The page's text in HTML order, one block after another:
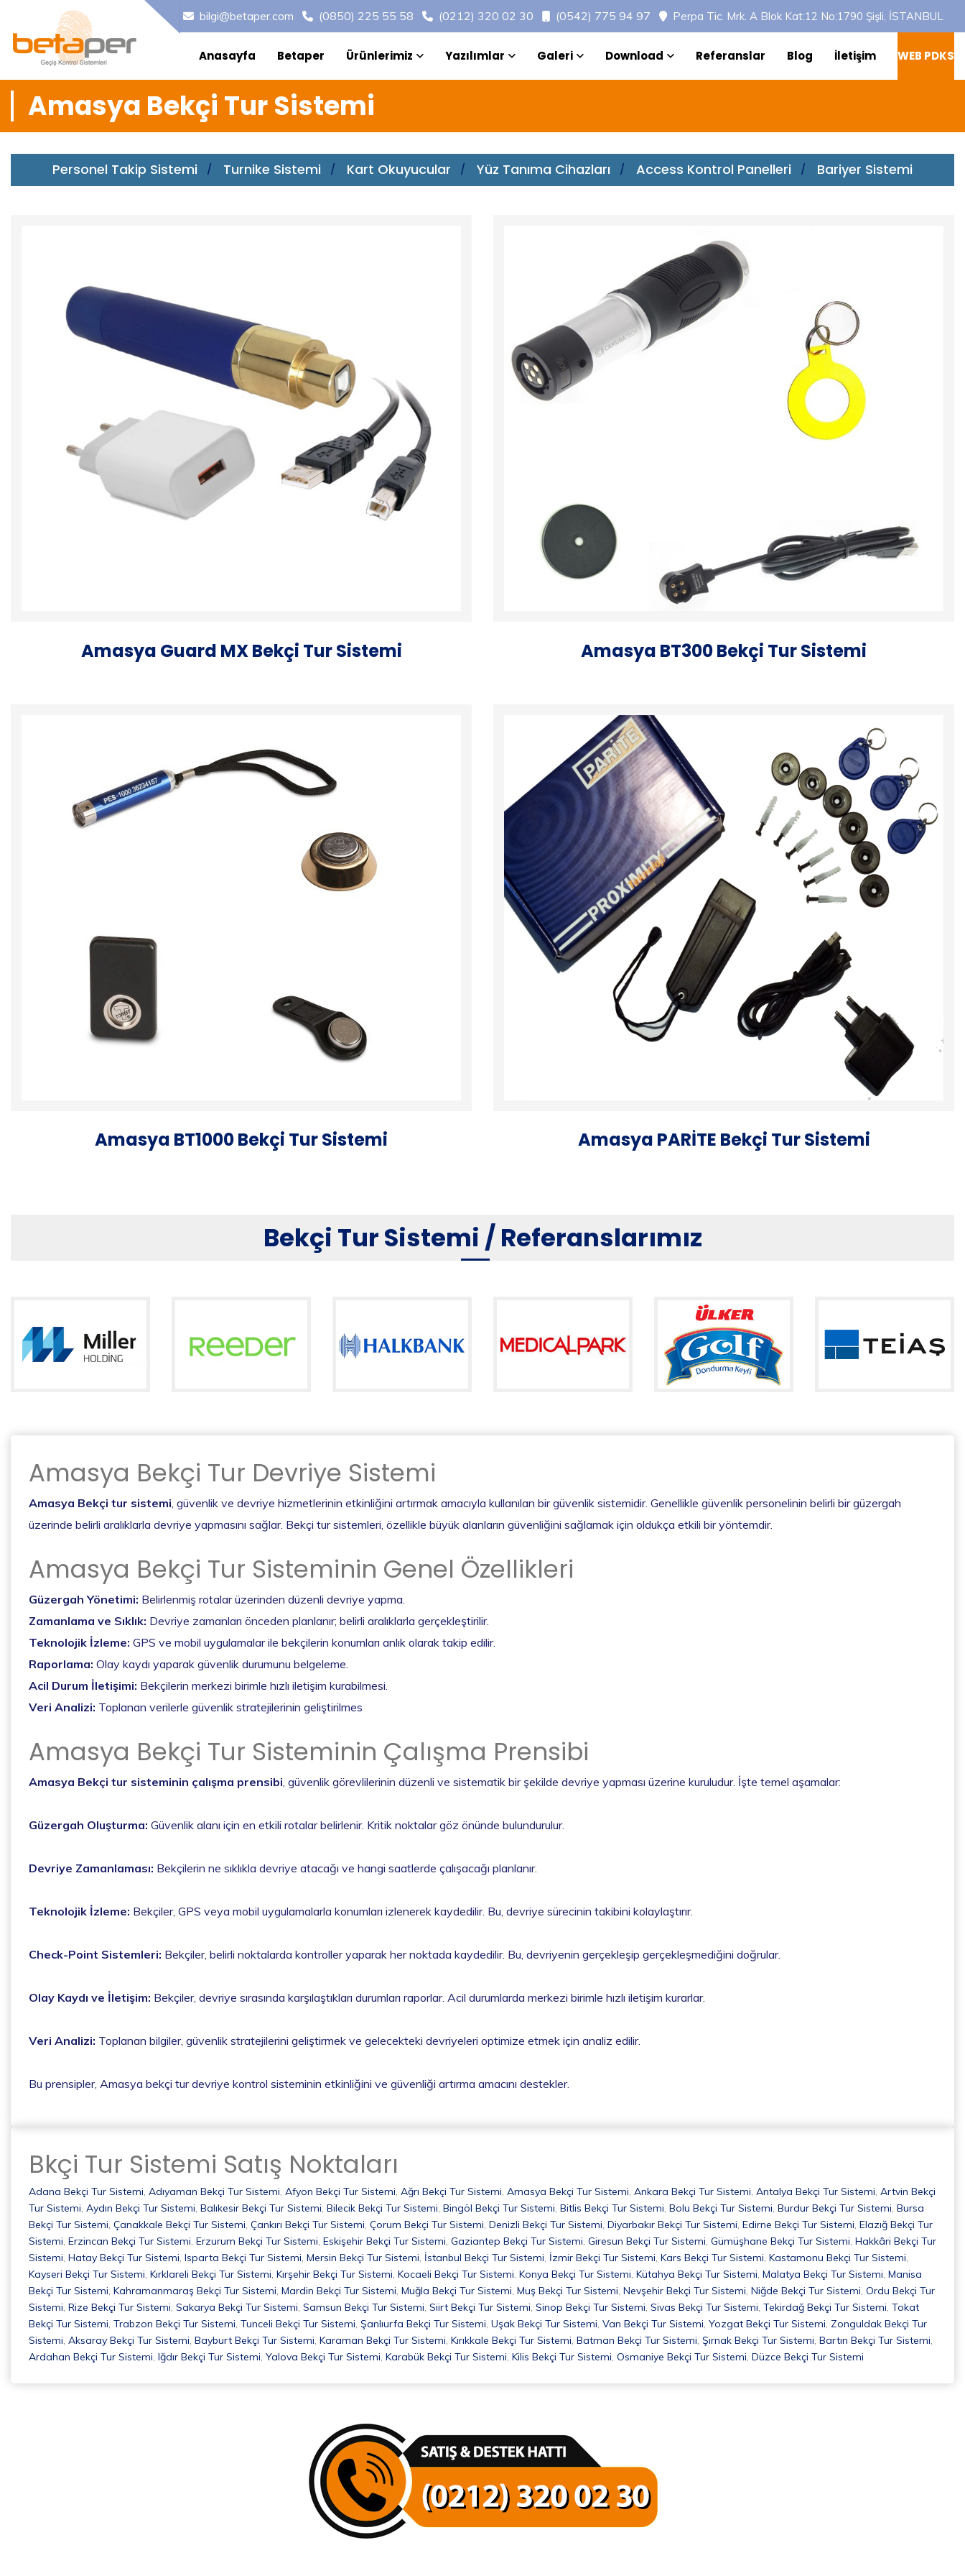
bilgi@betaper.com (0850) 225 55 58 (0212) 320 02 30 (0542) 775 94 97 Perpa Tic. Mrk. A Blok Kat:12 No:1790 Şişli, İSTANBUL
Anasayfa Betaper Ürünlerimiz Yazılımlar Galeri Download Referanslar Blog İletişim WEB PDKS
Amasya Bekçi Tur Sistemi
Personel Takip Sistemi Turnike Sistemi Kart Okuyucular Yüz Tanıma Cihazları Access Kontrol Panelleri Bariyer Sistemi
Amasya Guard MX Bekçi Tur Sistemi Amasya BT300 Bekçi Tur Sistemi
Amasya BT1000 Bekçi Tur Sistemi Amasya PARİTE Bekçi Tur Sistemi
Bekçi Tur Sistemi / Referanslarımız
Amasya Bekçi Tur Devriye Sistemi
Amasya Bekçi tur sistemi , güvenlik ve devriye hizmetlerinin etkinliğini artırmak amacıyla kullanılan bir güvenlik sistemidir. Genellikle güvenlik personelinin belirli bir güzergah
üzerinde belirli aralıklarla devriye yapmasını sağlar. Bekçi tur sistemleri, özellikle büyük alanların güvenliğini sağlamak için oldukça etkili bir yöntemdir.
Amasya Bekçi Tur Sisteminin Genel Özellikleri
Güzergah Yönetimi: Belirlenmiş rotalar üzerinden düzenli devriye yapma.
Zamanlama ve Sıklık: Devriye zamanları önceden planlanır; belirli aralıklarla gerçekleştirilir.
Teknolojik İzleme: GPS ve mobil uygulamalar ile bekçilerin konumları anlık olarak takip edilir.
Raporlama: Olay kaydı yaparak güvenlik durumunu belgeleme.
Acil Durum İletişimi: Bekçilerin merkezi birimle hızlı iletişim kurabilmesi.
Veri Analizi: Toplanan verilerle güvenlik stratejilerinin geliştirilmes
Amasya Bekçi Tur Sisteminin Çalışma Prensibi
Amasya Bekçi tur sisteminin çalışma prensibi , güvenlik görevlilerinin düzenli ve sistematik bir şekilde devriye yapması üzerine kuruludur. İşte temel aşamalar:
Güzergah Oluşturma: Güvenlik alanı için en etkili rotalar belirlenir. Kritik noktalar göz önünde bulundurulur.
Devriye Zamanlaması: Bekçilerin ne sıklıkla devriye atacağı ve hangi saatlerde çalışacağı planlanır.
Teknolojik İzleme: Bekçiler, GPS veya mobil uygulamalarla konumları izlenerek kaydedilir. Bu, devriye sürecinin takibini kolaylaştırır.
Check-Point Sistemleri: Bekçiler, belirli noktalarda kontroller yaparak her noktada kaydedilir. Bu, devriyenin gerçekleşip gerçekleşmediğini doğrular.
Olay Kaydı ve İletişim: Bekçiler, devriye sırasında karşılaştıkları durumları raporlar. Acil durumlarda merkezi birimle hızlı iletişim kurarlar.
Veri Analizi: Toplanan bilgiler, güvenlik stratejilerini geliştirmek ve gelecekteki devriyeleri optimize etmek için analiz edilir.
Bu prensipler, Amasya bekçi tur devriye kontrol sisteminin etkinliğini ve güvenliği artırma amacını destekler.
Bkçi Tur Sistemi Satış Noktaları
Adana Bekçi Tur Sistemi, Adıyaman Bekçi Tur Sistemi, Afyon Bekçi Tur Sistemi, Ağrı Bekçi Tur Sistemi, Amasya Bekçi Tur Sistemi, Ankara Bekçi Tur Sistemi, Antalya Bekçi Tur Sistemi, Artvin Bekçi
Tur Sistemi, Aydın Bekçi Tur Sistemi, Balıkesir Bekçi Tur Sistemi, Bilecik Bekçi Tur Sistemi, Bingöl Bekçi Tur Sistemi, Bitlis Bekçi Tur Sistemi, Bolu Bekçi Tur Sistemi, Burdur Bekçi Tur Sistemi, Bursa
Bekçi Tur Sistemi, Çanakkale Bekçi Tur Sistemi, Çankırı Bekçi Tur Sistemi, Çorum Bekçi Tur Sistemi, Denizli Bekçi Tur Sistemi, Diyarbakır Bekçi Tur Sistemi, Edirne Bekçi Tur Sistemi, Elazığ Bekçi Tur
Sistemi, Erzincan Bekçi Tur Sistemi, Erzurum Bekçi Tur Sistemi, Eskişehir Bekçi Tur Sistemi, Gaziantep Bekçi Tur Sistemi, Giresun Bekçi Tur Sistemi, Gümüşhane Bekçi Tur Sistemi, Hakkâri Bekçi Tur
Sistemi, Hatay Bekçi Tur Sistemi, Isparta Bekçi Tur Sistemi, Mersin Bekçi Tur Sistemi, İstanbul Bekçi Tur Sistemi, İzmir Bekçi Tur Sistemi, Kars Bekçi Tur Sistemi, Kastamonu Bekçi Tur Sistemi,
Kayseri Bekçi Tur Sistemi, Kırklareli Bekçi Tur Sistemi, Kırşehir Bekçi Tur Sistemi, Kocaeli Bekçi Tur Sistemi, Konya Bekçi Tur Sistemi, Kütahya Bekçi Tur Sistemi, Malatya Bekçi Tur Sistemi, Manisa
Bekçi Tur Sistemi, Kahramanmaraş Bekçi Tur Sistemi, Mardin Bekçi Tur Sistemi, Muğla Bekçi Tur Sistemi, Muş Bekçi Tur Sistemi, Nevşehir Bekçi Tur Sistemi, Niğde Bekçi Tur Sistemi, Ordu Bekçi Tur
Sistemi, Rize Bekçi Tur Sistemi, Sakarya Bekçi Tur Sistemi, Samsun Bekçi Tur Sistemi, Siirt Bekçi Tur Sistemi, Sinop Bekçi Tur Sistemi, Sivas Bekçi Tur Sistemi, Tekirdağ Bekçi Tur Sistemi, Tokat
Bekçi Tur Sistemi, Trabzon Bekçi Tur Sistemi, Tunceli Bekçi Tur Sistemi, Şanlıurfa Bekçi Tur Sistemi, Uşak Bekçi Tur Sistemi, Van Bekçi Tur Sistemi, Yozgat Bekçi Tur Sistemi, Zonguldak Bekçi Tur
Sistemi, Aksaray Bekçi Tur Sistemi, Bayburt Bekçi Tur Sistemi, Karaman Bekçi Tur Sistemi, Kırıkkale Bekçi Tur Sistemi, Batman Bekçi Tur Sistemi, Şırnak Bekçi Tur Sistemi, Bartın Bekçi Tur Sistemi,
Ardahan Bekçi Tur Sistemi, Iğdır Bekçi Tur Sistemi, Yalova Bekçi Tur Sistemi, Karabük Bekçi Tur Sistemi, Kilis Bekçi Tur Sistemi, Osmaniye Bekçi Tur Sistemi, Düzce Bekçi Tur Sistemi